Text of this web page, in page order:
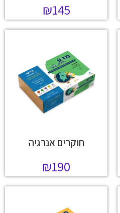
₪145
חוקרים אנרגיה
₪190